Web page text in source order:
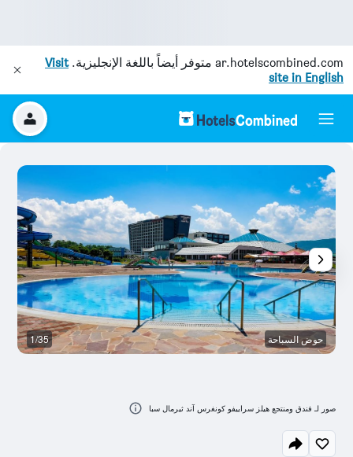
ar.hotelscombined.com متوفر أيضاً باللغة الإنجليزية.Visit
site in English
حوض السباحة 1/35
صور لـ فندق ومنتجع هيلز سراييفو كونغرس آند ثيرمال سبا